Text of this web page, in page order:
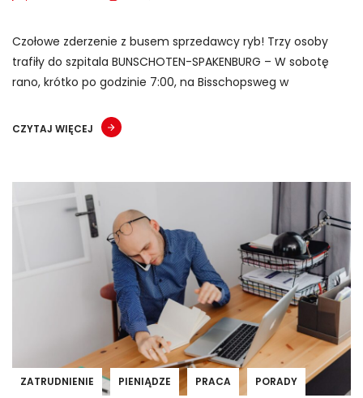
Czołowe zderzenie z busem sprzedawcy ryb! Trzy osoby
trafiły do szpitala BUNSCHOTEN-SPAKENBURG – W sobotę
rano, krótko po godzinie 7:00, na Bisschopsweg w
CZYTAJ WIĘCEJ
ZATRUDNIENIE PIENIĄDZE PRACA PORADY